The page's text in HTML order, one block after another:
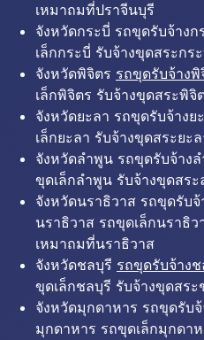
เหมาถมที่ปราจีนบุรี
จังหวัดกระบี่ รถขุดรับจ้าง
เล็กกระบี่ รับจ้างขุดสระกร
จังหวัดพิจิตร รถขุดรับจ้างพิ
เล็กพิจิตร รับจ้างขุดสระพิ
จังหวัดยะลา รถขุดรับจ้าง
เล็กยะลา รับจ้างขุดสระยะ
จังหวัดลำพูน รถขุดรับจ้าง
ขุดเล็กลำพูน รับจ้างขุดสร
จังหวัดนราธิวาส รถขุดรับ
นราธิวาส รถขุดเล็กนราธิ
เหมาถมที่นราธิวาส
จังหวัดชลบุรี รถขุดรับจ้าง
ขุดเล็กชลบุรี รับจ้างขุดสร
จังหวัดมุกดาหาร รถขุดรับ
มุกดาหาร รถขุดเล็กมุกดา